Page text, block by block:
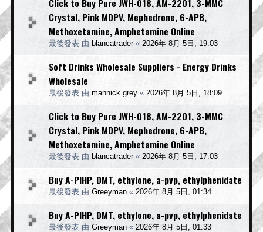
Click to Buy Pure JWH-018, AM-2201, 3-MMC
Crystal, Pink MDPV, Mephedrone, 6-APB,
Methoxetamine, Amphetamine Online
最後發表 由 blancatrader« 2026年 8月 5日, 19:03
Soft Drinks Wholesale Suppliers - Energy Drinks
Wholesale
最後發表 由 mannick grey « 2026年 8月 5日, 18:09
Click to Buy Pure JWH-018, AM-2201, 3-MMC
Crystal, Pink MDPV, Mephedrone, 6-APB,
Methoxetamine, Amphetamine Online
最後發表 由 blancatrader« 2026年 8月 5日, 17:03
Buy A-PIHP, DMT, ethylone, a-pvp, ethylphenidate
最後發表 由 Greeyman « 2026年 8月 5日, 01:34
Buy A-PIHP, DMT, ethylone, a-pvp, ethylphenidate
最後發表 由 Greeyman « 2026年 8月 5日, 01:33